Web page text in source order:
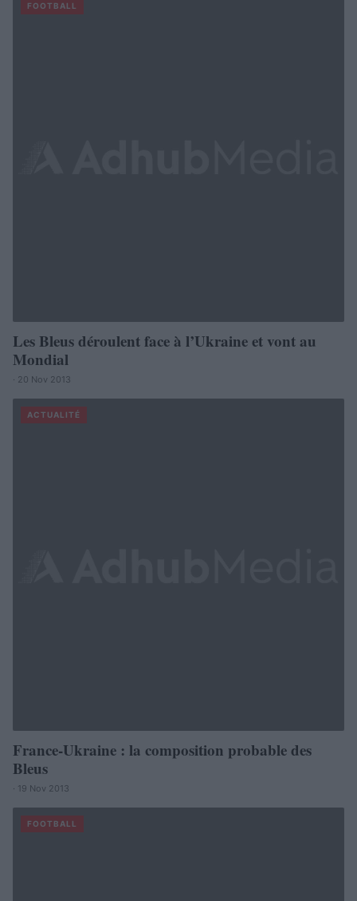
FOOTBALL
Les Bleus déroulent face à l’Ukraine et vont au
Mondial
· 20 Nov 2013
ACTUALITÉ
France-Ukraine : la composition probable des
Bleus
· 19 Nov 2013
FOOTBALL